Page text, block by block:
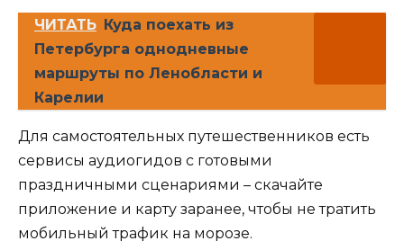
ЧИТАТЬ Куда поехать из
Петербурга однодневные
маршруты по Ленобласти и
Карелии
Для самостоятельных путешественников есть
сервисы аудиогидов с готовыми
праздничными сценариями – скачайте
приложение и карту заранее, чтобы не тратить
мобильный трафик на морозе.